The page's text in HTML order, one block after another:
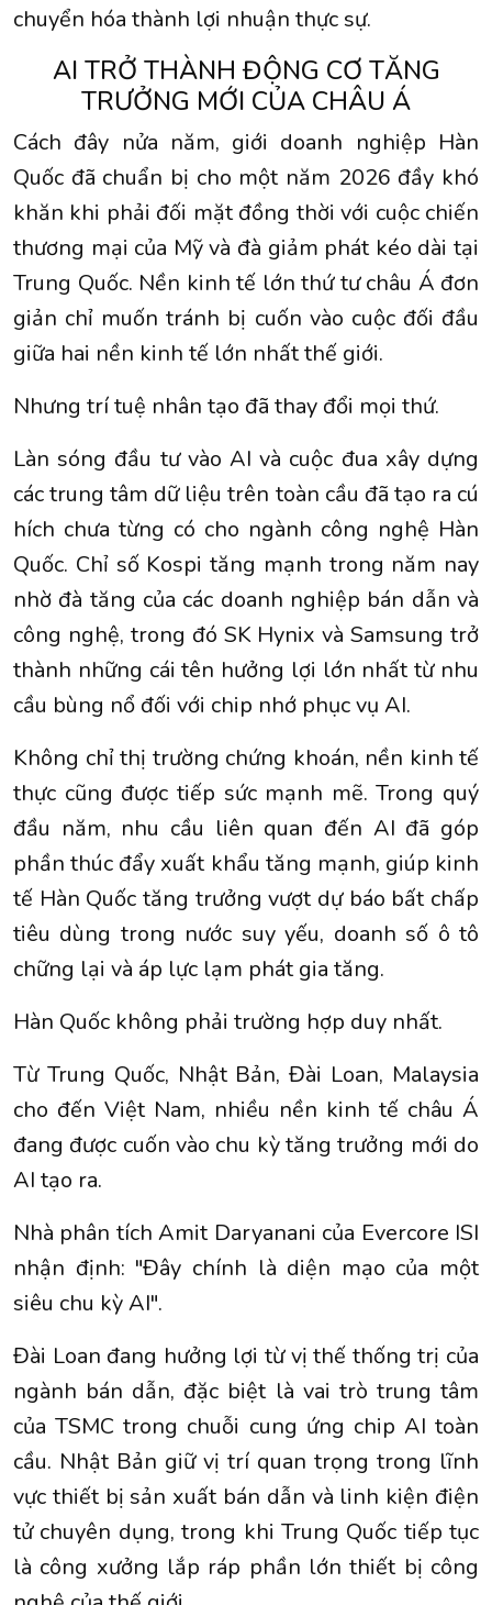
chuyển hóa thành lợi nhuận thực sự.
AI TRỞ THÀNH ĐỘNG CƠ TĂNG
TRƯỞNG MỚI CỦA CHÂU Á
Cách đây nửa năm, giới doanh nghiệp Hàn
Quốc đã chuẩn bị cho một năm 2026 đầy khó
khăn khi phải đối mặt đồng thời với cuộc chiến
thương mại của Mỹ và đà giảm phát kéo dài tại
Trung Quốc. Nền kinh tế lớn thứ tư châu Á đơn
giản chỉ muốn tránh bị cuốn vào cuộc đối đầu
giữa hai nền kinh tế lớn nhất thế giới.
Nhưng trí tuệ nhân tạo đã thay đổi mọi thứ.
Làn sóng đầu tư vào AI và cuộc đua xây dựng
các trung tâm dữ liệu trên toàn cầu đã tạo ra cú
hích chưa từng có cho ngành công nghệ Hàn
Quốc. Chỉ số Kospi tăng mạnh trong năm nay
nhờ đà tăng của các doanh nghiệp bán dẫn và
công nghệ, trong đó SK Hynix và Samsung trở
thành những cái tên hưởng lợi lớn nhất từ nhu
cầu bùng nổ đối với chip nhớ phục vụ AI.
Không chỉ thị trường chứng khoán, nền kinh tế
thực cũng được tiếp sức mạnh mẽ. Trong quý
đầu năm, nhu cầu liên quan đến AI đã góp
phần thúc đẩy xuất khẩu tăng mạnh, giúp kinh
tế Hàn Quốc tăng trưởng vượt dự báo bất chấp
tiêu dùng trong nước suy yếu, doanh số ô tô
chững lại và áp lực lạm phát gia tăng.
Hàn Quốc không phải trường hợp duy nhất.
Từ Trung Quốc, Nhật Bản, Đài Loan, Malaysia
cho đến Việt Nam, nhiều nền kinh tế châu Á
đang được cuốn vào chu kỳ tăng trưởng mới do
AI tạo ra.
Nhà phân tích Amit Daryanani của Evercore ISI
nhận định: "Đây chính là diện mạo của một
siêu chu kỳ AI".
Đài Loan đang hưởng lợi từ vị thế thống trị của
ngành bán dẫn, đặc biệt là vai trò trung tâm
của TSMC trong chuỗi cung ứng chip AI toàn
cầu. Nhật Bản giữ vị trí quan trọng trong lĩnh
vực thiết bị sản xuất bán dẫn và linh kiện điện
tử chuyên dụng, trong khi Trung Quốc tiếp tục
là công xưởng lắp ráp phần lớn thiết bị công